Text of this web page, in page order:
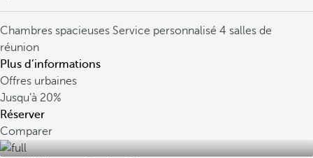
Chambres spacieuses Service personnalisé 4 salles de
réunion
Plus d’informations
Offres urbaines
Jusqu’à 20%
Réserver
Comparer